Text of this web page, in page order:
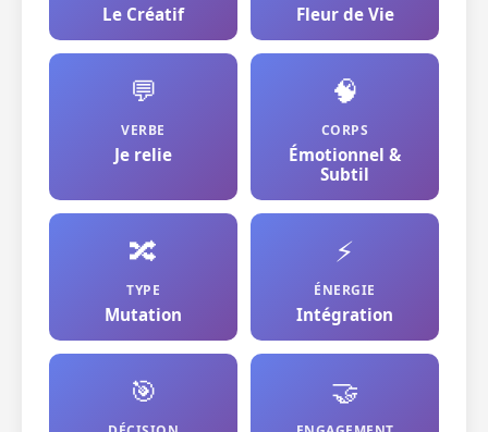
Le Créatif Fleur de Vie
💬
VERBE
Je relie
🧠
CORPS
Émotionnel &
Subtil
🔀
TYPE
Mutation
⚡
ÉNERGIE
Intégration
🎯 🤝